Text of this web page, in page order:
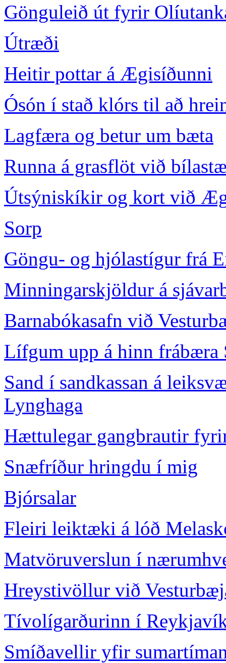
Gönguleið út fyrir
Útræði
Heitir pottar á Ægisíðunni
Ósón í stað klórs til að
Lagfæra og betur um bæta
Runna á grasflöt við
Útsýniskíkir og kort við
Sorp
Göngu- og hjólastígur frá
Minningarskjöldur á
Barnabókasafn við
Lífgum upp á hinn frábæra
Sand í sandkassan á
Lynghaga
Hættulegar gangbrautir
Snæfríður hringdu í mig
Bjórsalar
Fleiri leiktæki á lóð
Matvöruverslun í
Hreystivöllur við
Tívolígarðurinn í
Smíðavellir yfir